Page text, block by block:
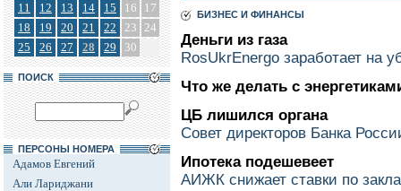
11
12 13 14 15 16
17
18
19 20 21 22 23 24
25
26 27 28 29 30
ПОИСК
ПЕРСОНЫ НОМЕРА
Адамов Евгений
Али Лариджани
БИЗНЕС И ФИНАНСЫ
Деньги из газа
RosUkrEnergo заработает на
Что же делать с
ЦБ лишился органа
Совет директоров Банка
Ипотека подешевеет
АИЖК снижает ставки по